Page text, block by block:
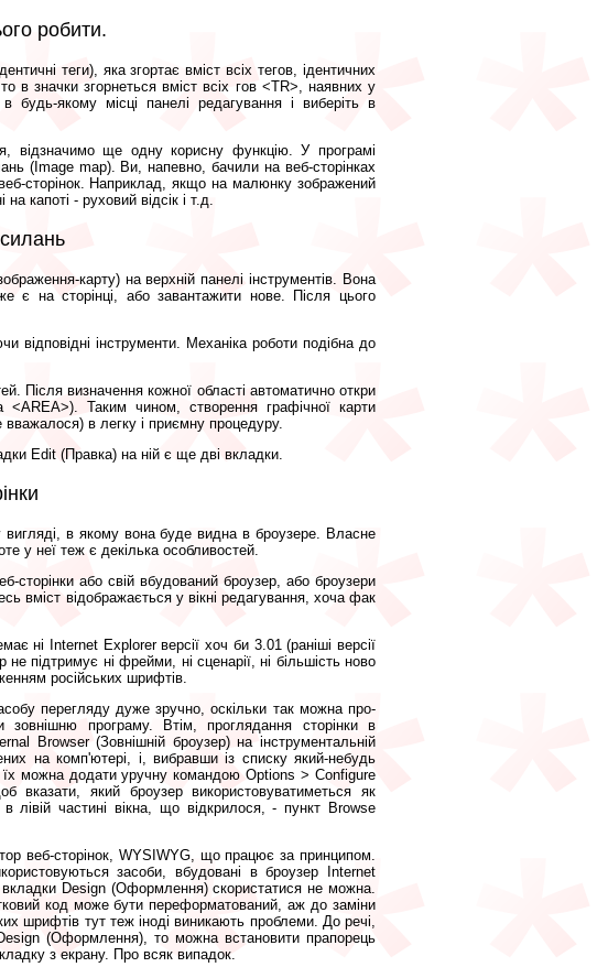
робити.
теги), яка згортає вміст всіх тегов, ідентичних
в значки згорнеться вміст всіх гов <TR>, наявних у
якому місці панелі редагування і виберіть в
відзначимо ще одну корисну функцію. У програмі
(Image map). Ви, напевно, бачили на веб-сторінках
сторінок. Наприклад, якщо на малюнку зображений
капоті - руховий відсік і т.д.
карту) на верхній панелі інструментів. Вона
є на сторінці, або завантажити нове. Після цього
відповідні інструменти. Механіка роботи подібна до
Після визначення кожної області автоматично откри
<AREA>). Таким чином, створення графічної карти
в легку і приємну процедуру.
Edit (Правка) на ній є ще дві вкладки.
в якому вона буде видна в броузере. Власне
у неї теж є декілька особливостей.
або свій вбудований броузер, або броузери
вміст відображається у вікні редагування, хоча фак
ні Internet Explorer версії хоч би 3.01 (раніші версії
підтримує ні фрейми, ні сценарії, ні більшість ново
російських шрифтів.
перегляду дуже зручно, оскільки так можна про-
зовнішню програму. Втім, проглядання сторінки в
Browser (Зовнішній броузер) на інструментальній
на комп'ютері, і, вибравши із списку який-небудь
їх можна додати уручну командою Options > Configure
який броузер використовуватиметься як
лівій частині вікна, що відкрилося, - пункт Browse
веб-сторінок, WYSIWYG, що працює за принципом.
засоби, вбудовані в броузер Internet
вкладки Design (Оформлення) скористатися не можна.
код може бути переформатований, аж до заміни
шрифтів тут теж іноді виникають проблеми. До речі,
(Оформлення), то можна встановити прапорець
з екрану. Про всяк випадок.